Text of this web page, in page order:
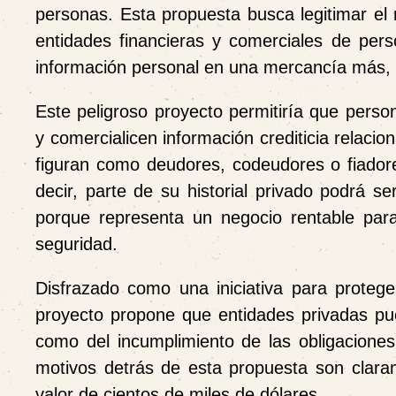
personas. Esta propuesta busca legitimar
entidades financieras y comerciales de
información personal en una mercancía
Este peligroso proyecto permitiría que
y comercialicen información crediticia
figuran como deudores, codeudores o
decir, parte de su historial privado podrá
porque representa un negocio rentable
seguridad.
Disfrazado como una iniciativa para
proyecto propone que entidades privadas
como del incumplimiento de las
motivos detrás de esta propuesta son